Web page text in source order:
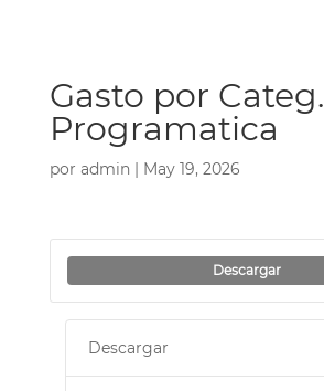
Gasto por Categ.
Programatica
por admin| May 19, 2026
Descargar
Descargar